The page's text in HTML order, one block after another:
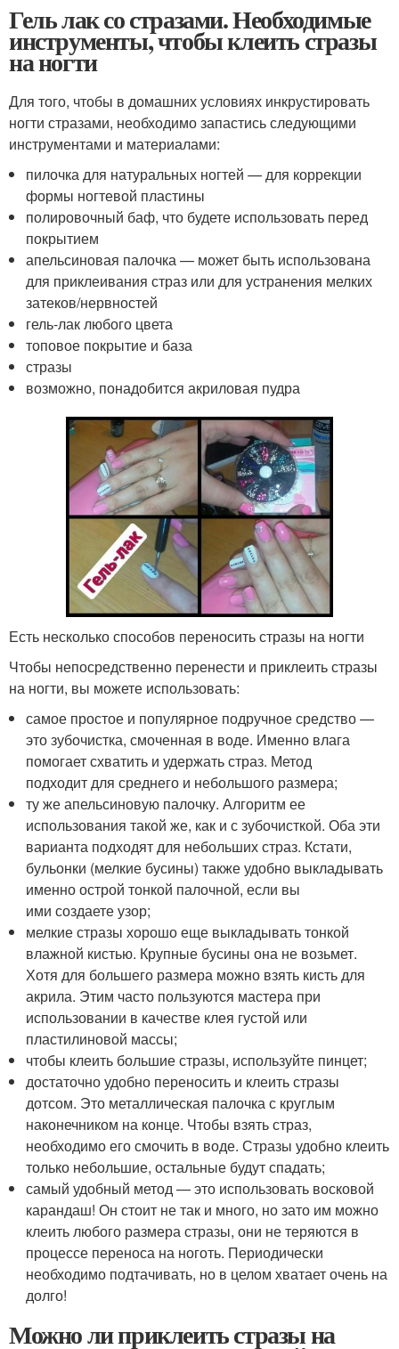
Гель лак со стразами. Необходимые
инструменты, чтобы клеить стразы
на ногти
Для того, чтобы в домашних условиях инкрустировать
ногти стразами, необходимо запастись следующими
инструментами и материалами:
пилочка для натуральных ногтей — для коррекции
формы ногтевой пластины
полировочный баф, что будете использовать перед
покрытием
апельсиновая палочка — может быть использована
для приклеивания страз или для устранения мелких
затеков/нервностей
гель-лак любого цвета
топовое покрытие и база
стразы
возможно, понадобится акриловая пудра
Есть несколько способов переносить стразы на ногти
Чтобы непосредственно перенести и приклеить стразы
на ногти, вы можете использовать:
самое простое и популярное подручное средство —
это зубочистка, смоченная в воде. Именно влага
помогает схватить и удержать страз. Метод
подходит для среднего и небольшого размера;
ту же апельсиновую палочку. Алгоритм ее
использования такой же, как и с зубочисткой. Оба эти
варианта подходят для небольших страз. Кстати,
бульонки (мелкие бусины) также удобно выкладывать
именно острой тонкой палочной, если вы
ими создаете узор;
мелкие стразы хорошо еще выкладывать тонкой
влажной кистью. Крупные бусины она не возьмет.
Хотя для большего размера можно взять кисть для
акрила. Этим часто пользуются мастера при
использовании в качестве клея густой или
пластилиновой массы;
чтобы клеить большие стразы, используйте пинцет;
достаточно удобно переносить и клеить стразы
дотсом. Это металлическая палочка с круглым
наконечником на конце. Чтобы взять страз,
необходимо его смочить в воде. Стразы удобно клеить
только небольшие, остальные будут спадать;
самый удобный метод — это использовать восковой
карандаш! Он стоит не так и много, но зато им можно
клеить любого размера стразы, они не теряются в
процессе переноса на ноготь. Периодически
необходимо подтачивать, но в целом хватает очень на
долго!
Можно ли приклеить стразы на